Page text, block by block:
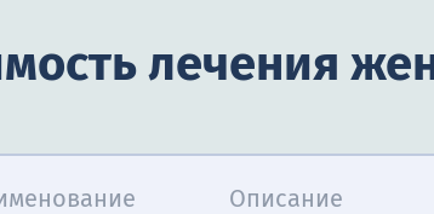
лечения
Описание